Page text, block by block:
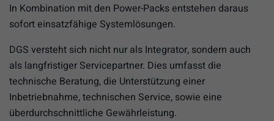
In Kombination mit den Power-Packs entstehen daraus
sofort einsatzfähige Systemlösungen.
DGS versteht sich nicht nur als Integrator, sondern auch
als langfristiger Servicepartner. Dies umfasst die
technische Beratung, die Unterstützung einer
Inbetriebnahme, technischen Service, sowie eine
überdurchschnittliche Gewährleistung.